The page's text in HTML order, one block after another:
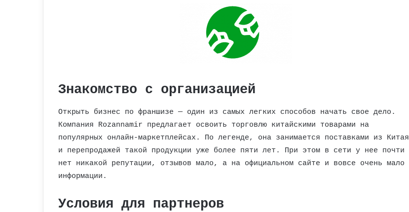
Знакомство с организацией
Открыть бизнес по франшизе — один из самых легких способов начать свое дело.
Компания Rozannamir предлагает освоить торговлю китайскими товарами на
популярных онлайн-маркетплейсах. По легенде, она занимается поставками из Китая
и перепродажей такой продукции уже более пяти лет. При этом в сети у нее почти
нет никакой репутации, отзывов мало, а на официальном сайте и вовсе очень мало
информации.
Условия для партнеров